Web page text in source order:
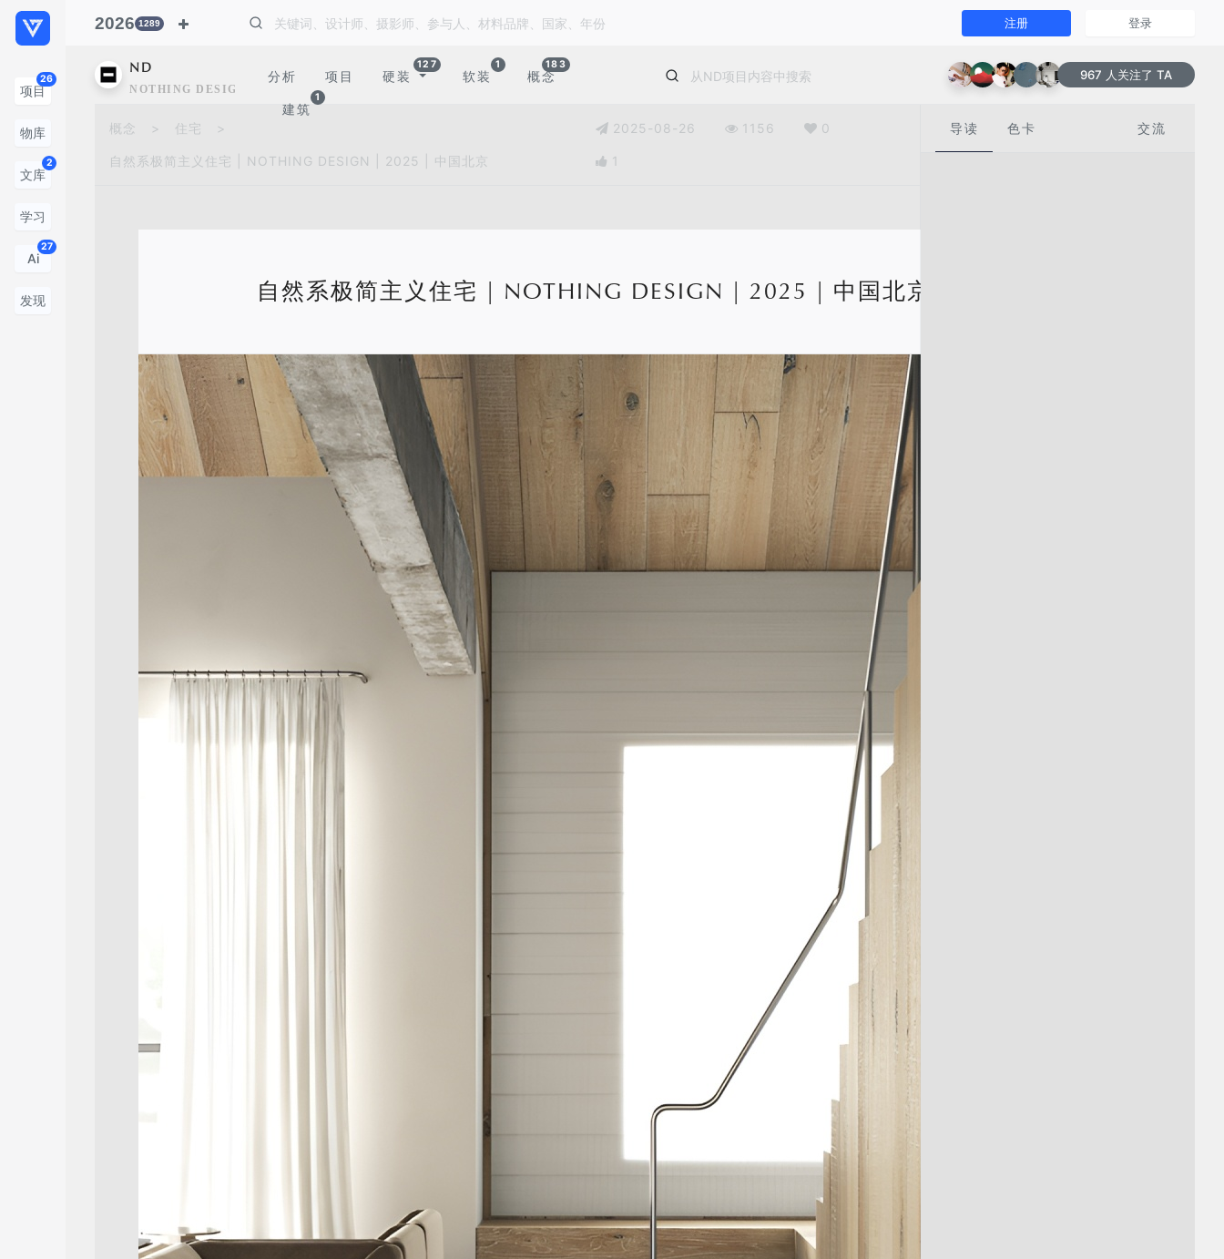
项目
26
物库
文库
2
学习
Ai
27
发现
2026 1289 注册 登录
ND
NOTHING DESIGN
分析 项目 硬装
127
软装
1
概念
183
建筑
1
967 人关注了 TA
概念 > 住宅 >
自然系极简主义住宅 | NOTHING DESIGN | 2025 | 中国北京
2025-08-26 1156 0
1
自然系极简主义住宅 | NOTHING DESIGN | 2025 | 中国北京
导读 色卡 交流